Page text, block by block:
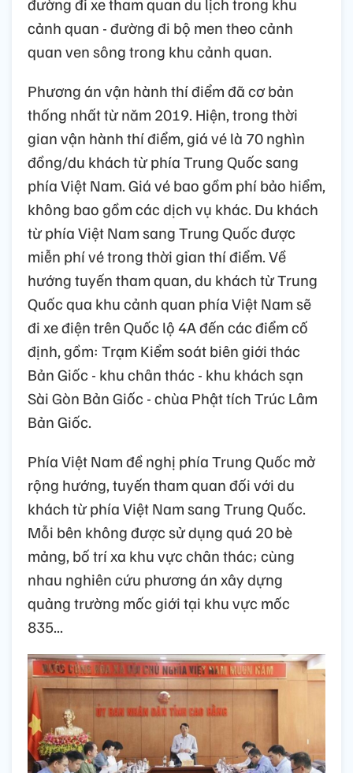
cảnh quan - đường đi bộ men theo cảnh
quan ven sông trong khu cảnh quan.
Phương án vận hành thí điểm đã cơ bản
thống nhất từ năm 2019. Hiện, trong thời
gian vận hành thí điểm, giá vé là 70 nghìn
đồng/du khách từ phía Trung Quốc sang
phía Việt Nam. Giá vé bao gồm phí bảo hiểm,
không bao gồm các dịch vụ khác. Du khách
từ phía Việt Nam sang Trung Quốc được
miễn phí vé trong thời gian thí điểm. Về
hướng tuyến tham quan, du khách từ Trung
Quốc qua khu cảnh quan phía Việt Nam sẽ
đi xe điện trên Quốc lộ 4A đến các điểm cố
định, gồm: Trạm Kiểm soát biên giới thác
Bản Giốc - khu chân thác - khu khách sạn
Sài Gòn Bản Giốc - chùa Phật tích Trúc Lâm
Bản Giốc.
Phía Việt Nam đề nghị phía Trung Quốc mở
rộng hướng, tuyến tham quan đối với du
khách từ phía Việt Nam sang Trung Quốc.
Mỗi bên không được sử dụng quá 20 bè
mảng, bố trí xa khu vực chân thác; cùng
nhau nghiên cứu phương án xây dựng
quảng trường mốc giới tại khu vực mốc
835...